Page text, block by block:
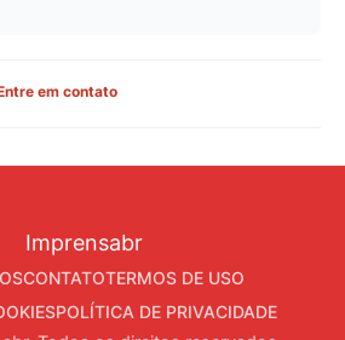
em contato
CONTATOTERMOS DE USO
POLÍTICA DE PRIVACIDADE